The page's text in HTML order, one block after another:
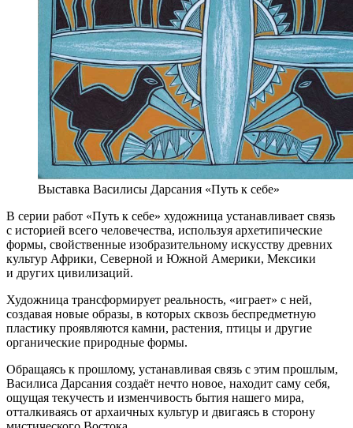
Выставка Василисы Дарсания «Путь к себе»
В серии работ «Путь к себе» художница устанавливает связь
с историей всего человечества, используя архетипические
формы, свойственные изобразительному искусству древних
культур Африки, Северной и Южной Америки, Мексики
и других цивилизаций.
Художница трансформирует реальность, «играет» с ней,
создавая новые образы, в которых сквозь беспредметную
пластику проявляются камни, растения, птицы и другие
органические природные формы.
Обращаясь к прошлому, устанавливая связь с этим прошлым,
Василиса Дарсания создаёт нечто новое, находит саму себя,
ощущая текучесть и изменчивость бытия нашего мира,
отталкиваясь от архаичных культур и двигаясь в сторону